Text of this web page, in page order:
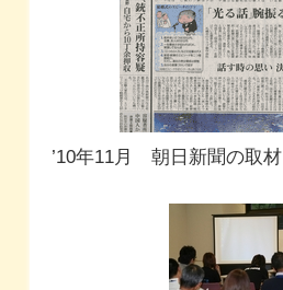
’10年11月 朝日新聞の取材